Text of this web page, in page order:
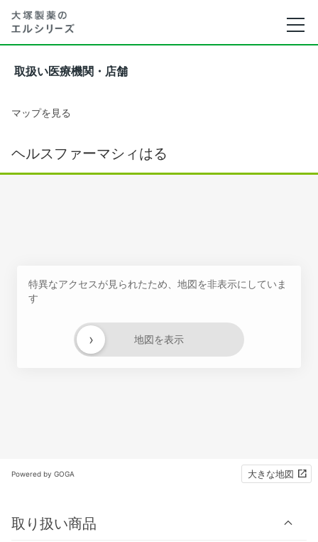
取扱い医療機関・店舗
マップを見る
ヘルスファーマシィはる
特異なアクセスが見られたため、地図を非表示にしていま
す
地図を表示
›
Powered by GOGA 大きな地図
取り扱い商品